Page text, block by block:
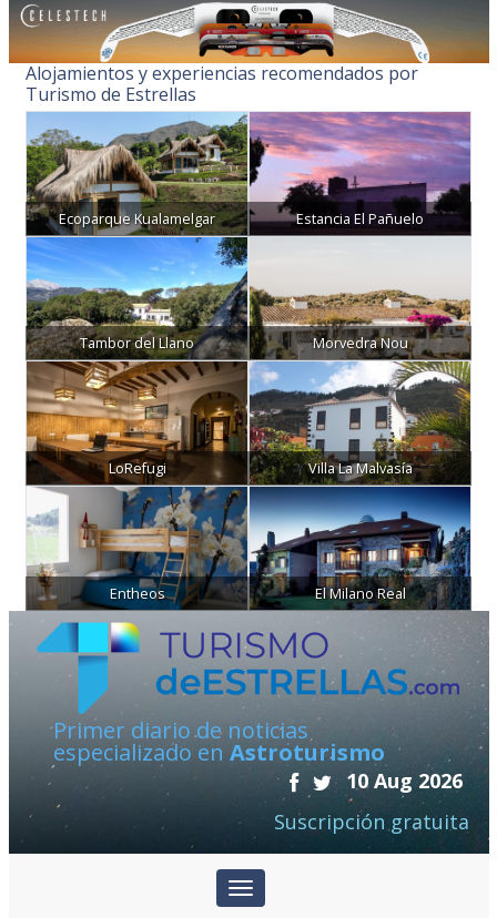
Alojamientos y experiencias recomendados por
Turismo de Estrellas
Ecoparque Kualamelgar Estancia El Pañuelo
Tambor del Llano Morvedra Nou
LoRefugi Villa La Malvasía
Entheos El Milano Real
Primer diario de noticias
especializado en Astroturismo
10 Aug 2026
Suscripción gratuita